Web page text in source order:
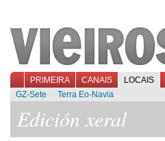
PRIMEIRA CANAIS LOCAIS
GZ-Sete
Terra Eo-Navia
Edición xeral